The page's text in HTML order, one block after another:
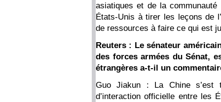
asiatiques et de la
États-Unis à tirer les leçons de
de ressources à faire ce qui est
Reuters : Le sénateur
des forces armées du Sénat,
étrangères a-t-il un
Guo Jiakun : La Chine s’est
d’interaction officielle entre les